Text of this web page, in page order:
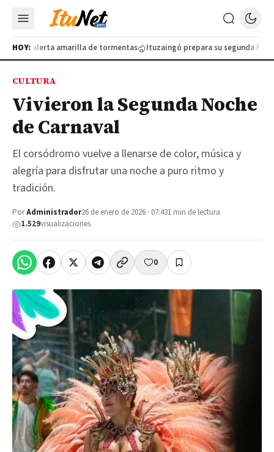
HOY:
por alerta amarilla de tormentas Ituzaingó prepara su segunda Feria
CULTURA
Vivieron la Segunda Noche
de Carnaval
El corsódromo vuelve a llenarse de color, música y
alegría para disfrutar una noche a puro ritmo y
tradición.
PorAdministrador26 de enero de 2026 · 07:431 min de lectura
1.529visualizaciones
0